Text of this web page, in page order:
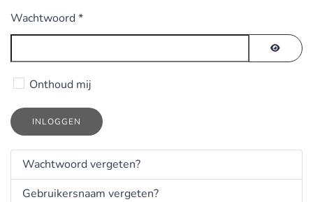
Wachtwoord *
Onthoud mij
INLOGGEN
Wachtwoord vergeten?
Gebruikersnaam vergeten?